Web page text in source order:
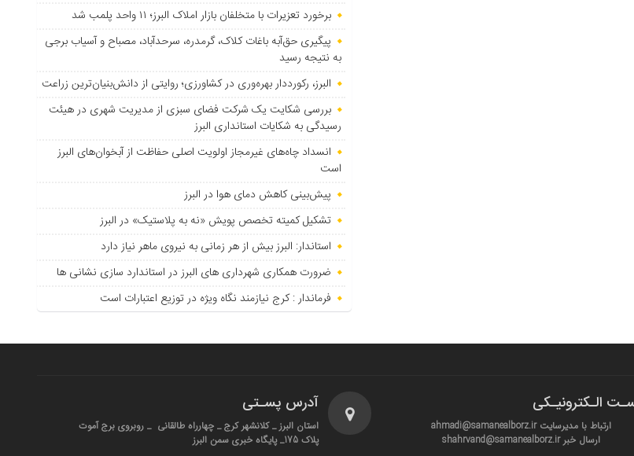
برخورد تعزیرات با متخلفان بازار املاک البرز؛ ۱۱ واحد پلمب شد
پیگیری حق‌آبه باغات کلاک، گرمدره، سرحدآباد، مصباح و آسیاب برجی
به نتیجه رسید
البرز، رکورددار بهره‌وری در کشاورزی؛ روایتی از دانش‌بنیان‌ترین زراعت
بررسی شکایت یک شرکت فضای سبزی از مدیریت شهری در هیئت
رسیدگی به شکایات استانداری البرز
انسداد چاه‌های غیرمجاز اولویت اصلی حفاظت از آبخوان‌های البرز
است
پیش‌بینی کاهش دمای هوا در البرز
تشکیل کمیته تخصص پویش «نه به پلاستیک» در البرز
استاندار: البرز بیش از هر زمانی به نیروی ماهر نیاز دارد
ضرورت همکاری شهرداری های البرز در استاندارد سازی نشانی ها
فرماندار : کرج نیازمند نگاه ویژه در توزیع اعتبارات است
الـکترونیـکی
ارتباط با مدیرسایت ahmadi@samanealborz.ir
ارسال خبر shahrvand@samanealborz.ir
آدرس پسـتی
استان البرز _ کلانشهر کرج _ چهارراه طالقانی _ روبروی برج آموت
پلاک 175_ پایگاه خبری سمن البرز